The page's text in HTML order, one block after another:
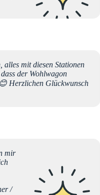
alles mit diesen Stationen
der Wohlwagon
Herzlichen Glückwunsch
mir
/